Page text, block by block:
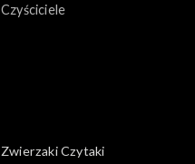
Czyściciele
Zwierzaki Czytaki